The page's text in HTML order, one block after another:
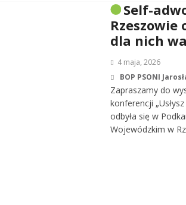
Self-
Rzeszowie
dla nich
4 maja, 2026
BOP PSONI
Zapraszamy do
konferencji
odbyła się w
Wojewódzkim w